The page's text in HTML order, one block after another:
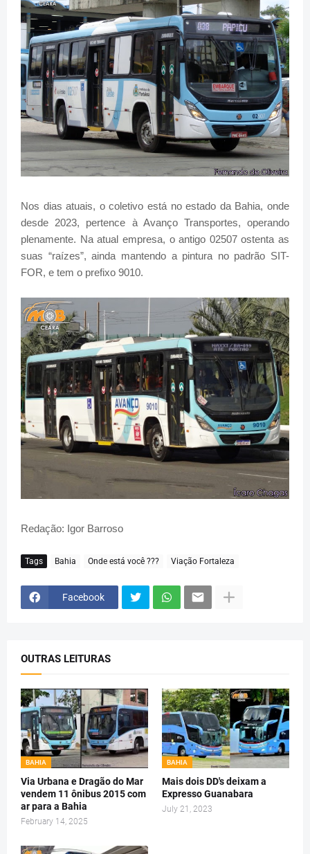
Nos dias atuais, o coletivo está no estado da Bahia, onde
desde 2023, pertence à Avanço Transportes, operando
plenamente. Na atual empresa, o antigo 02507 ostenta as
suas “raízes”, ainda mantendo a pintura no padrão SIT-
FOR, e tem o prefixo 9010.
Redação: Igor Barroso
Tags Bahia Onde está você ??? Viação Fortaleza
Facebook
OUTRAS LEITURAS
BAHIA
Via Urbana e Dragão do Mar
vendem 11 ônibus 2015 com
ar para a Bahia
February 14, 2025
BAHIA
Mais dois DD's deixam a
Expresso Guanabara
July 21, 2023